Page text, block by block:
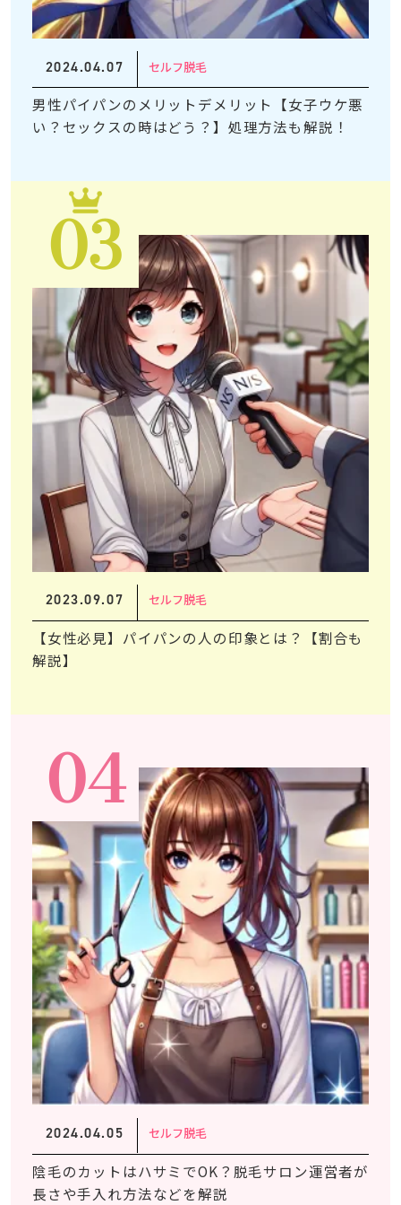
2024.04.07 セルフ脱毛
男性パイパンのメリットデメリット【女子ウケ悪
い？セックスの時はどう？】処理方法も解説！
03
2023.09.07 セルフ脱毛
【女性必見】パイパンの人の印象とは？【割合も
解説】
04
2024.04.05 セルフ脱毛
陰毛のカットはハサミでOK？脱毛サロン運営者が
長さや手入れ方法などを解説